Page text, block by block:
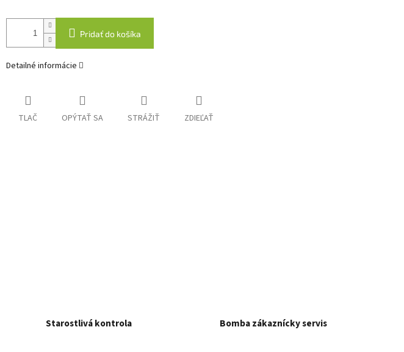
Pridať do košíka
Detailné informácie
TLAČ OPÝTAŤ SA STRÁŽIŤ ZDIEĽAŤ
Starostlivá kontrola Bomba zákaznícky servis